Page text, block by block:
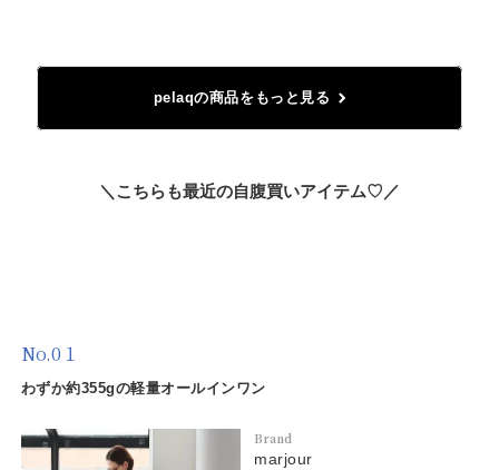
pelaqの商品をもっと見る
＼こちらも最近の自腹買いアイテム♡／
No.0１
わずか約355gの軽量オールインワン
Brand
marjour